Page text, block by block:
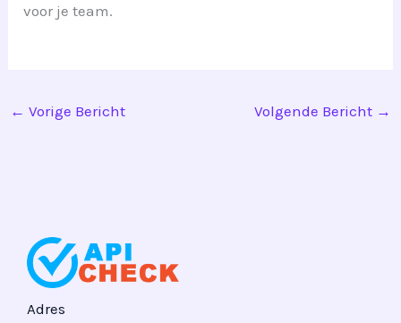
voor je team.
← Vorige Bericht Volgende Bericht →
Adres